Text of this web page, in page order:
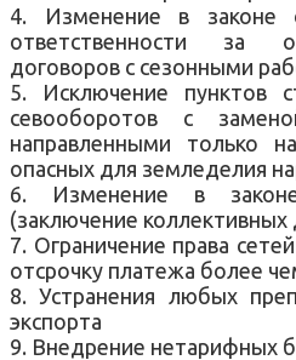
4. Изменение в законе
ответственности за
договоров с сезонными
5. Исключение пунктов
севооборотов с
направленными только
опасных для земледелия
6. Изменение в
(заключение коллективных
7. Ограничение права
отсрочку платежа более
8. Устранения любых
экспорта
9. Внедрение нетарифных